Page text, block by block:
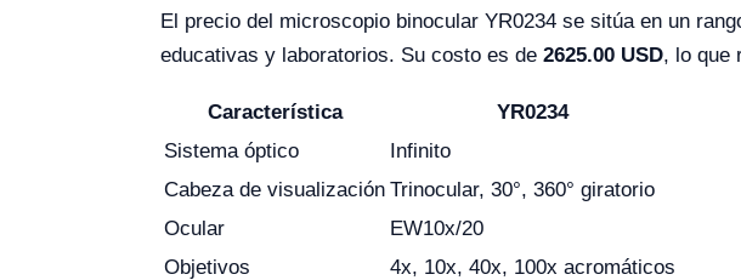
El precio del microscopio binocular YR0234 se sitúa en un
educativas y laboratorios. Su costo es de 2625.00 USD, lo que
Característica
YR0234
Sistema óptico
Infinito
Cabeza de visualización Trinocular, 30°, 360° giratorio
Ocular
EW10x/20
Objetivos
4x, 10x, 40x, 100x acromáticos